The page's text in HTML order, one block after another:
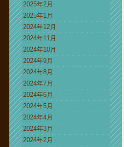
2025年2月
2025年1月
2024年12月
2024年11月
2024年10月
2024年9月
2024年8月
2024年7月
2024年6月
2024年5月
2024年4月
2024年3月
2024年2月